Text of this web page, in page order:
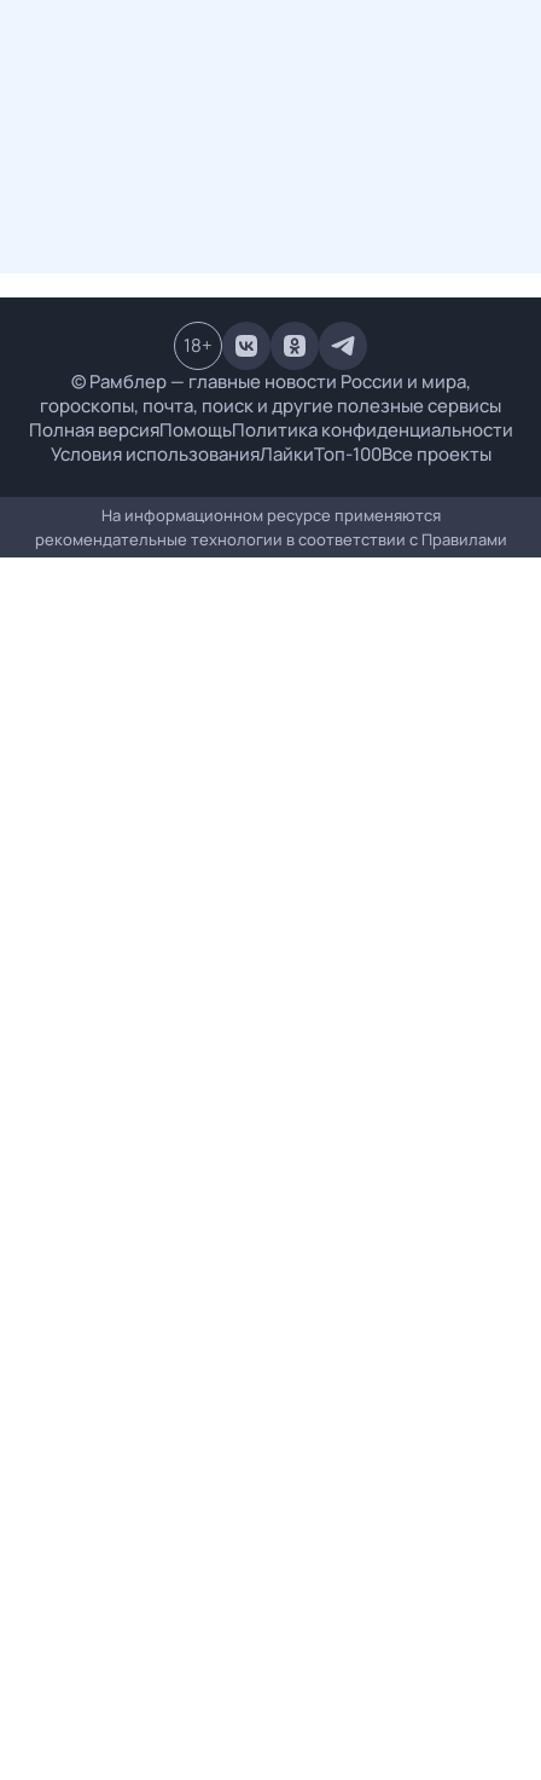
© Рамблер — главные новости России и мира,
гороскопы, почта, поиск и другие полезные сервисы
Полная версияПомощьПолитика конфиденциальности
Условия использованияЛайкиТоп-100Все проекты
18+
На информационном ресурсе применяются
рекомендательные технологии в соответствии с Правилами